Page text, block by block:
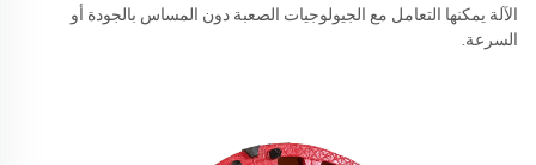
الآلة يمكنها التعامل مع الجيولوجيات الصعبة دون المساس بالجودة أو
السرعة.